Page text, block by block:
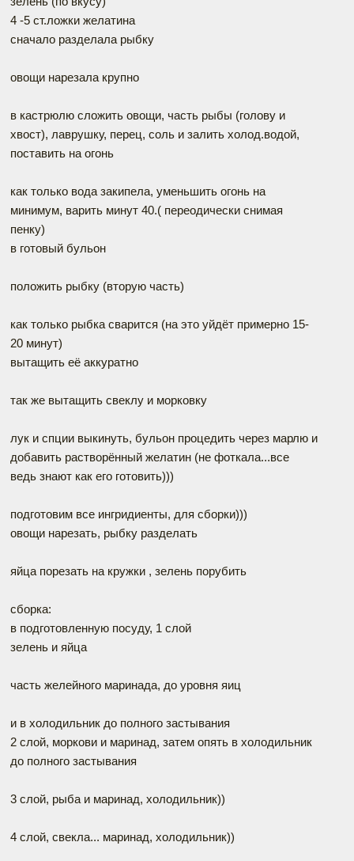
4 -5 ст.ложки желатина
сначало разделала рыбку
овощи нарезала крупно
в кастрюлю сложить овощи, часть рыбы (голову и
хвост), лаврушку, перец, соль и залить холод.водой,
поставить на огонь
как только вода закипела, уменьшить огонь на
минимум, варить минут 40.( переодически снимая
пенку)
в готовый бульон
положить рыбку (вторую часть)
как только рыбка сварится (на это уйдёт примерно 15-
20 минут)
вытащить её аккуратно
так же вытащить свеклу и морковку
лук и спции выкинуть, бульон процедить через марлю и
добавить растворённый желатин (не фоткала...все
ведь знают как его готовить)))
подготовим все ингридиенты, для сборки)))
овощи нарезать, рыбку разделать
яйца порезать на кружки , зелень порубить
сборка:
в подготовленную посуду, 1 слой
зелень и яйца
часть желейного маринада, до уровня яиц
и в холодильник до полного застывания
2 слой, моркови и маринад, затем опять в холодильник
до полного застывания
3 слой, рыба и маринад, холодильник))
4 слой, свекла... маринад, холодильник))